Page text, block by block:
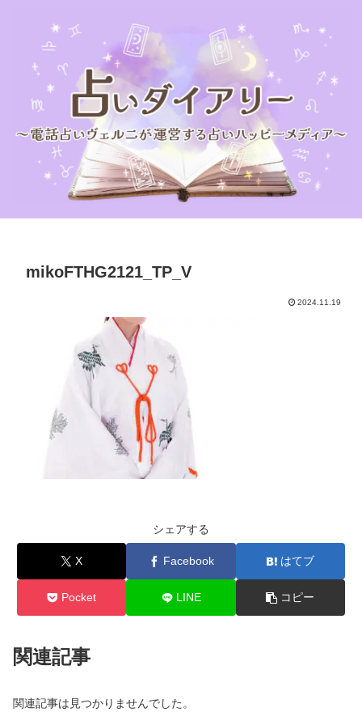
mikoFTHG2121_TP_V
2024.11.19
シェアする
X Facebook はてブ
Pocket LINE コピー
関連記事
関連記事は見つかりませんでした。